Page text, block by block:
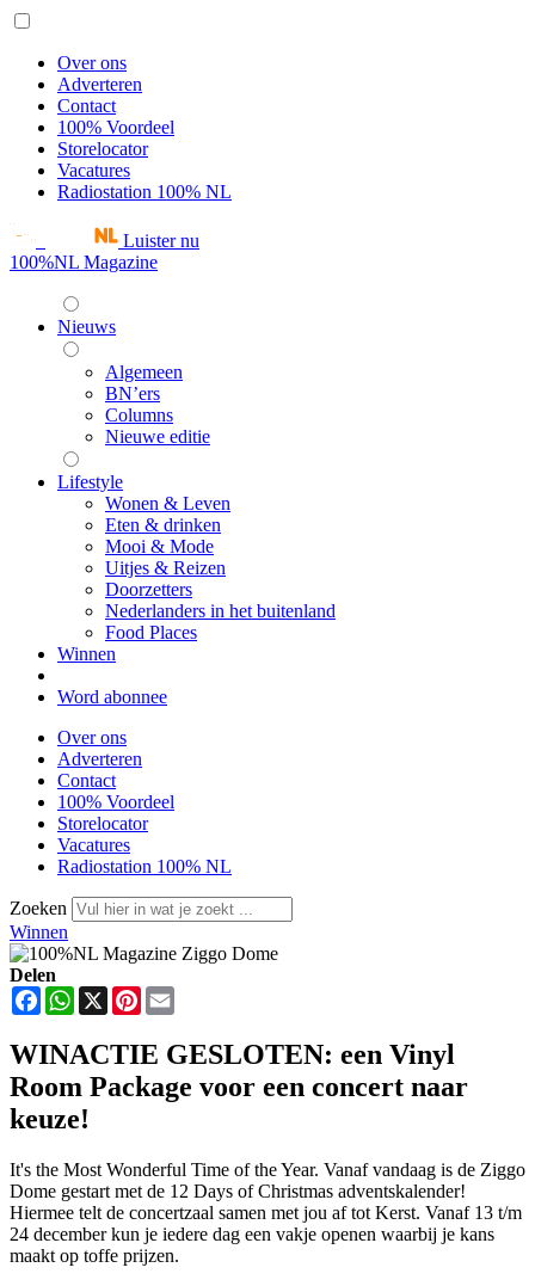
Over ons
Adverteren
Contact
100% Voordeel
Storelocator
Vacatures
Radiostation 100% NL
Luister nu
100%NL Magazine
Nieuws
Algemeen
BN’ers
Columns
Nieuwe editie
Lifestyle
Wonen & Leven
Eten & drinken
Mooi & Mode
Uitjes & Reizen
Doorzetters
Nederlanders in het buitenland
Food Places
Winnen
Word abonnee
Over ons
Adverteren
Contact
100% Voordeel
Storelocator
Vacatures
Radiostation 100% NL
Zoeken
Winnen
Delen
FacebookWhatsApp
X Pinterest
WINACTIE GESLOTEN: een Vinyl
Room Package voor een concert naar
keuze!
It's the Most Wonderful Time of the Year. Vanaf vandaag is de Ziggo
Dome gestart met de 12 Days of Christmas adventskalender!
Hiermee telt de concertzaal samen met jou af tot Kerst. Vanaf 13 t/m
24 december kun je iedere dag een vakje openen waarbij je kans
maakt op toffe prijzen.